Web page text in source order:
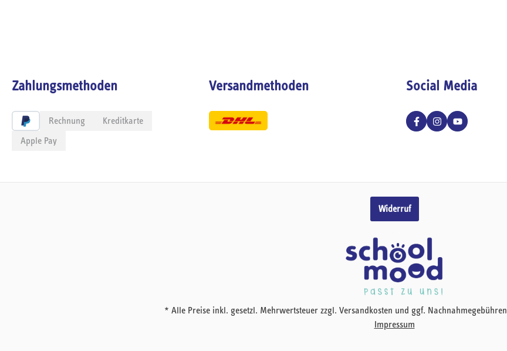
Zahlungsmethoden
Rechnung Kreditkarte
Apple Pay
Versandmethoden Social Media
Widerruf
* Alle Preise inkl. gesetzl. Mehrwertsteuer zzgl. Versandkosten und ggf.
Impressum